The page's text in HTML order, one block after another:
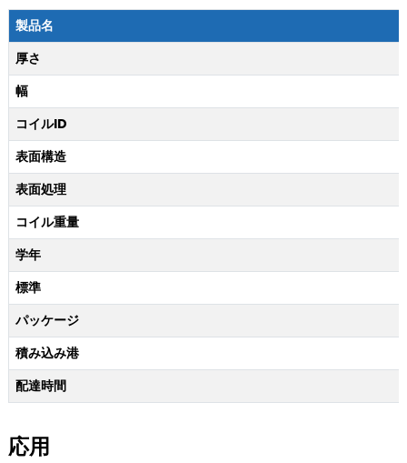
製品名
厚さ
幅
コイルID
表面構造
表面処理
コイル重量
学年
標準
パッケージ
積み込み港
配達時間
応用